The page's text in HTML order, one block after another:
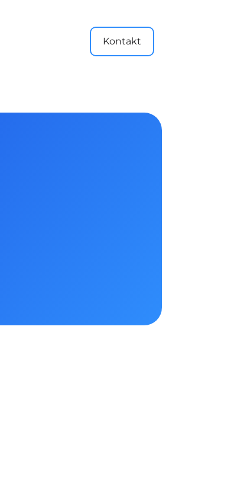
Kontakt